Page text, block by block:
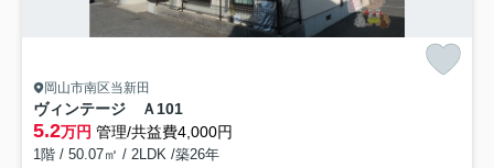
岡山市南区当新田
ヴィンテージ Ａ 101
5.2万円 管理/共益費4,000円
1階 / 50.07㎡ / 2LDK /築26年